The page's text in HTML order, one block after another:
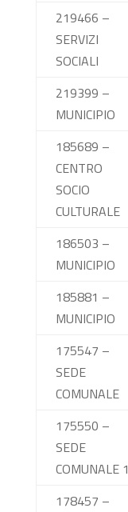
219466 –
SERVIZI
SOCIALI
219399 –
MUNICIPIO
185689 –
CENTRO
SOCIO
CULTURALE
186503 –
MUNICIPIO
185881 –
MUNICIPIO
175547 –
SEDE
COMUNALE
175550 –
SEDE
COMUNALE 1
178457 –